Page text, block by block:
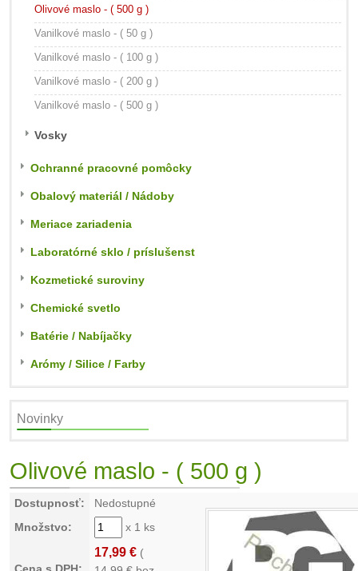
Olivové maslo - ( 500 g )
Vanilkové maslo - ( 50 g )
Vanilkové maslo - ( 100 g )
Vanilkové maslo - ( 200 g )
Vanilkové maslo - ( 500 g )
Vosky
Ochranné pracovné pomôcky
Obalový materiál / Nádoby
Meriace zariadenia
Laboratórné sklo / príslušenst
Kozmetické suroviny
Chemické svetlo
Batérie / Nabíjačky
Arómy / Silice / Farby
Novinky
Olivové maslo - ( 500 g )
Dostupnosť:
Nedostupné
Množstvo:
x 1 ks
17,99 € (